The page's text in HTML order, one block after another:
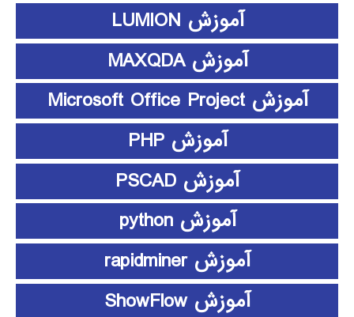
آموزش LUMION
آموزش MAXQDA
آموزش Microsoft Office Project
آموزش PHP
آموزش PSCAD
آموزش python
آموزش rapidminer
آموزش ShowFlow